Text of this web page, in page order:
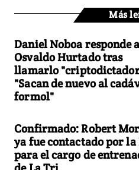
Más
Daniel Noboa responde
Osvaldo Hurtado tras
llamarlo
"Sacan de nuevo al
formol"
Confirmado: Robert
ya fue contactado por la
para el cargo de